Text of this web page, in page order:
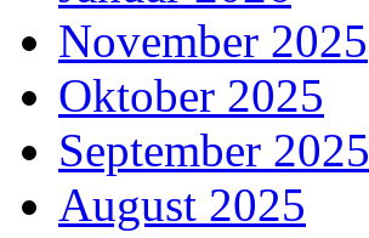
November 2025
Oktober 2025
September 2025
August 2025